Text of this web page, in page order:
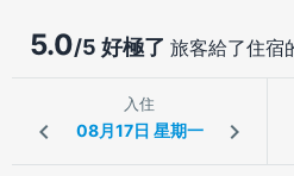
5.0/5 好極了 旅客給了住宿
入住